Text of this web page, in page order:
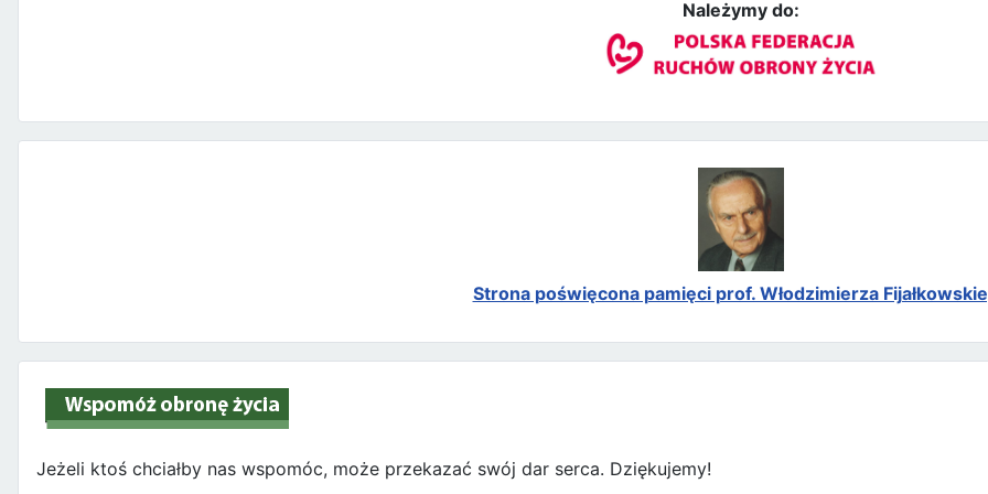
Należymy do:
Strona poświęcona pamięci prof. Włodzimierza
Jeżeli ktoś chciałby nas wspomóc, może przekazać swój dar serca. Dziękujemy!